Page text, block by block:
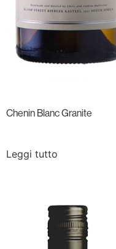
Chenin Blanc Granite
Leggi tutto